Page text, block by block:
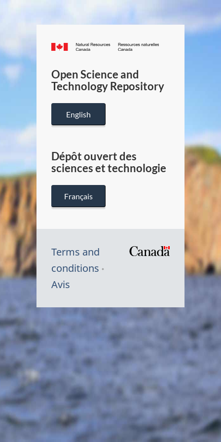
Canada.ca
/
Canada
Open Science and
Technology Repository
English
Dépôt ouvert des
sciences et technologie
Français
Terms and
conditions
Avis
Symbole
Canada